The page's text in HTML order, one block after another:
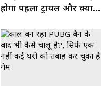
होगा पहला ट्रायल और क्या